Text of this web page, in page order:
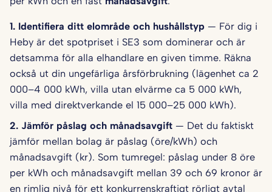
1. Identifiera ditt elområde och hushålls­typ — För dig i
Heby är det spotpriset i SE3 som dominerar och är
detsamma för alla elhandlare en given timme. Räkna
också ut din ungefärliga årsförbrukning (lägenhet ca 2
000–4 000 kWh, villa utan elvärme ca 5 000 kWh,
villa med direktverkande el 15 000–25 000 kWh).
2. Jämför påslag och månadsavgift — Det du faktiskt
jämför mellan bolag är påslag (öre/kWh) och
månadsavgift (kr). Som tumregel: påslag under 8 öre
per kWh och månadsavgift mellan 39 och 69 kronor är
en rimlig nivå för ett konkurrenskraftigt rörligt avtal